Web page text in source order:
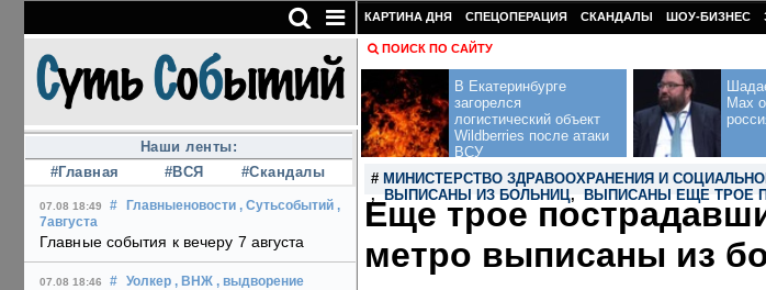
Наши ленты:
#Главная
#ВСЯ #Скандалы
07.08 18:49 # Главныеновости , Сутьсобытий ,
7августа
Главные события к вечеру 7 августа
07.08 18:46 # Уолкер , ВНЖ , выдворение
КАРТИНА ДНЯ СПЕЦОПЕРАЦИЯ СКАНДАЛЫ ШОУ-БИЗНЕС
ПОИСК ПО САЙТУ
В Екатеринбурге
загорелся
логистический объект
Wildberries после атаки
ВСУ
Max
# МИНИСТЕРСТВО ЗДРАВООХРАНЕНИЯ И
,
ВЫПИСАНЫ ИЗ БОЛЬНИЦ, ВЫПИСАНЫ ЕЩЕ ТРОЕ
Еще трое
метро выписаны из